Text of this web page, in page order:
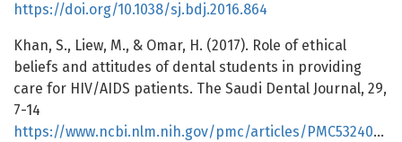
https://doi.org/10.1038/sj.bdj.2016.864
Khan, S., Liew, M., & Omar, H. (2017). Role of ethical
beliefs and attitudes of dental students in providing
care for HIV/AIDS patients. The Saudi Dental Journal, 29,
7-14
https://www.ncbi.nlm.nih.gov/pmc/articles/PMC5324018/